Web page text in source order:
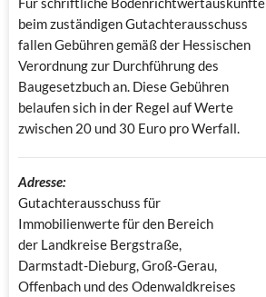
beim zuständigen Gutachterausschuss
fallen Gebühren gemäß der Hessischen
Verordnung zur Durchführung des
Baugesetzbuch an. Diese Gebühren
belaufen sich in der Regel auf Werte
zwischen 20 und 30 Euro pro Werfall.
Adresse:
Gutachterausschuss für
Immobilienwerte für den Bereich
der Landkreise Bergstraße,
Darmstadt-Dieburg, Groß-Gerau,
Offenbach und des Odenwaldkreises